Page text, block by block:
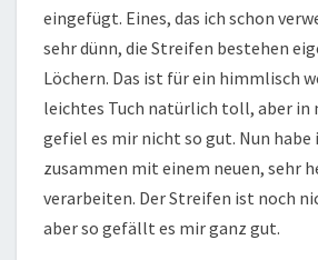
eingefügt. Eines, das ich schon
sehr dünn, die Streifen bestehen
Löchern. Das ist für ein himmlisch
leichtes Tuch natürlich toll, aber in
gefiel es mir nicht so gut. Nun habe
zusammen mit einem neuen, sehr
verarbeiten. Der Streifen ist noch
aber so gefällt es mir ganz gut.